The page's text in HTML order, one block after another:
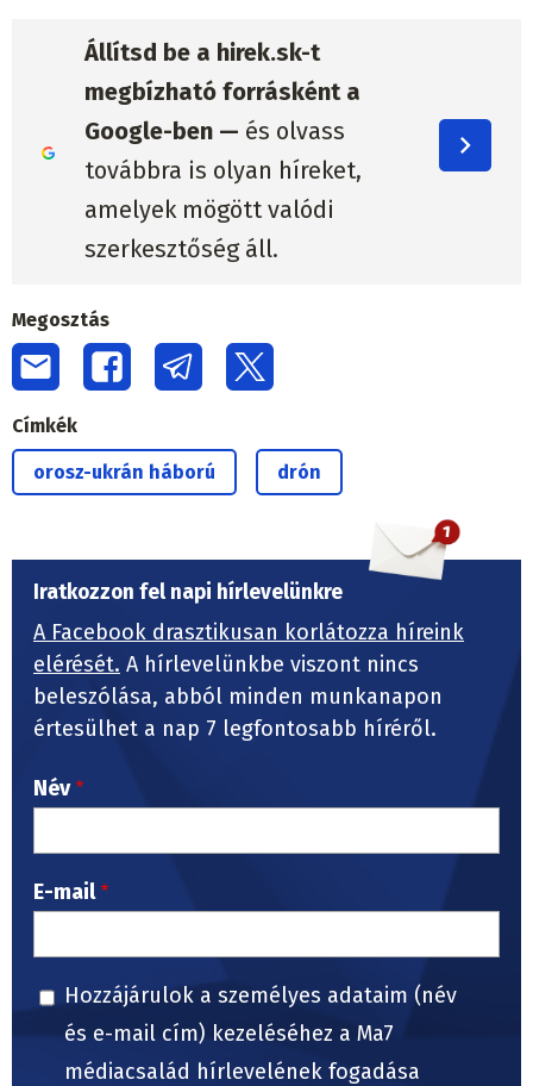
Állítsd be a hirek.sk-t
megbízható forrásként a
Google-ben — és olvass
továbbra is olyan híreket,
amelyek mögött valódi
szerkesztőség áll.
Megosztás
Címkék
orosz-ukrán háború drón
Iratkozzon fel napi hírlevelünkre
A Facebook drasztikusan korlátozza híreink
elérését. A hírlevelünkbe viszont nincs
beleszólása, abból minden munkanapon
értesülhet a nap 7 legfontosabb híréről.
Név
E-mail
Hozzájárulok a személyes adataim (név
és e-mail cím) kezeléséhez a Ma7
médiacsalád hírlevelének fogadása